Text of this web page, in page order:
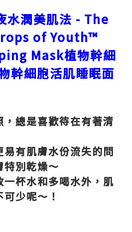
水潤美肌法 - The
of Youth™
Mask植物幹細
幹細胞活肌睡眠面
總是喜歡待在有著清
有肌膚水份流失的問
特別乾燥～
杯水和多喝水外，肌
少呢～！